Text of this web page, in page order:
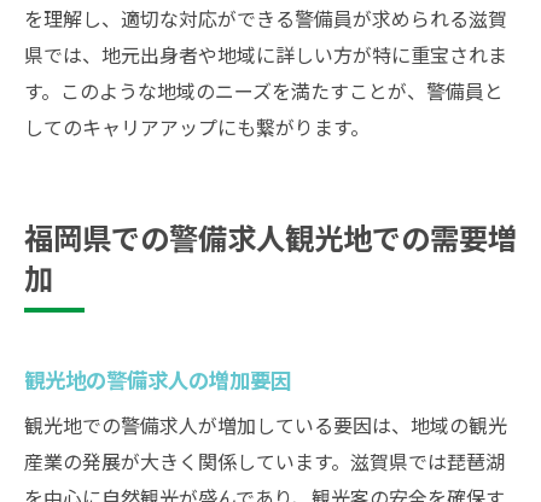
を理解し、適切な対応ができる警備員が求められる滋賀
県では、地元出身者や地域に詳しい方が特に重宝されま
す。このような地域のニーズを満たすことが、警備員と
してのキャリアアップにも繋がります。
福岡県での警備求人観光地での需要増
加
観光地の警備求人の増加要因
観光地での警備求人が増加している要因は、地域の観光
産業の発展が大きく関係しています。滋賀県では琵琶湖